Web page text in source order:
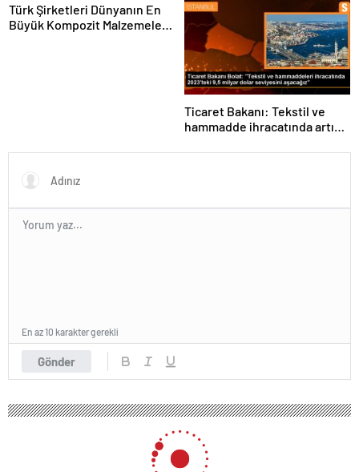
Türk Şirketleri Dünyanın En
Büyük Kompozit Malzemeler
Ticaret Bakanı: Tekstil ve
hammadde ihracatında artış
Gönder
En az 10 karakter gerekli